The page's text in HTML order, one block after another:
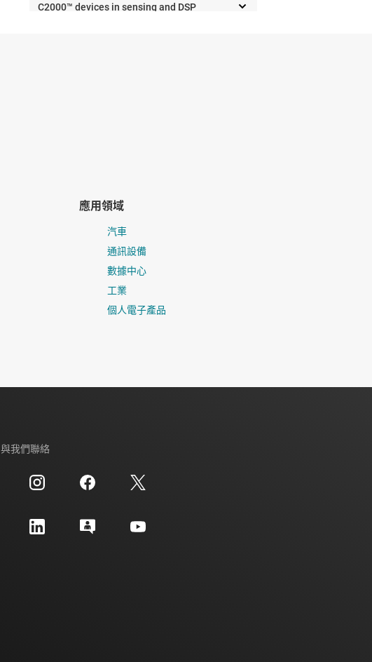
C2000™ devices in sensing and DSP
應用領域
汽車
通訊設備
數據中心
工業
個人電子產品
與我們聯絡